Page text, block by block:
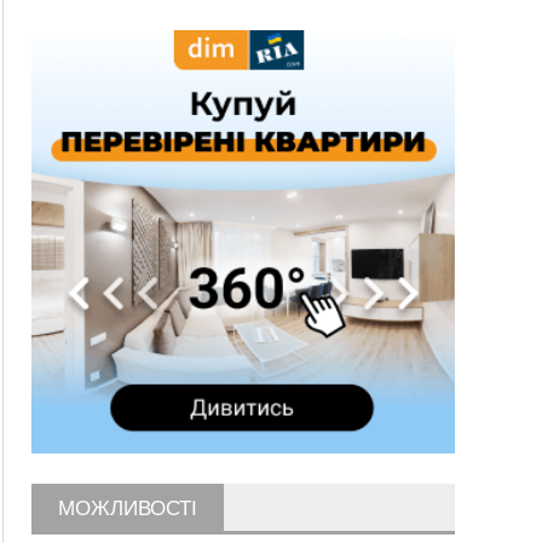
"Оберегу" дані про чоловіків 18–60 років
Водійка, яку на Сухомлинського побив інший
керманич, відмовилася від обвинувачення —
справу закрили
10:45
У Франківську, Коломиї, Долині та Яремче 6
10:02
Змушував надсилати інтимні фото: на
Прикарпатті затримали підозрюваного у
розбещенні малолітньої
АМКУ розпочав справу проти Гвіздецької
селищної ради через різні ставки земельного
податку
Синоптики попереджають про значний дощ на
Прикарпатті до кінця п'ятниці
Нафтогазову площу на межі Прикарпаття та
Львівщини повторно виставили на аукціон за
Вчора
18:46 ФОТО У Польщі невідомі скоїли наругу над
МОЖЛИВОСТІ